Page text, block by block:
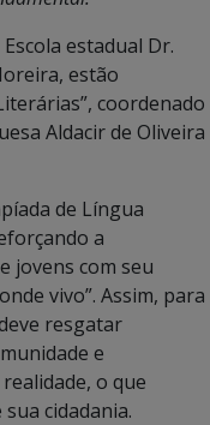
estadual Dr.
estão
coordenado
Aldacir de Oliveira
de Língua
a
jovens com seu
vivo”. Assim, para
resgatar
e
o que
cidadania.